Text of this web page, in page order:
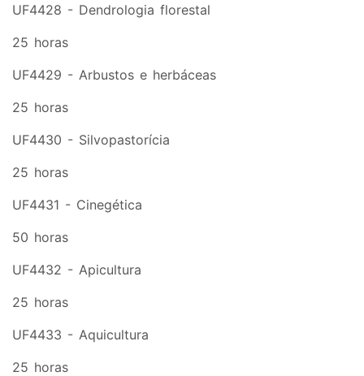
UF4428 - Dendrologia florestal
25 horas
UF4429 - Arbustos e herbáceas
25 horas
UF4430 - Silvopastorícia
25 horas
UF4431 - Cinegética
50 horas
UF4432 - Apicultura
25 horas
UF4433 - Aquicultura
25 horas